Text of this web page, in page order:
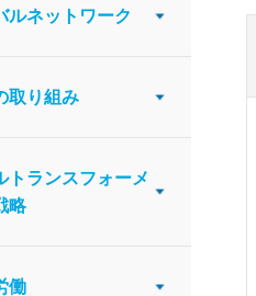
ネットワーク
取り組み
ランスフォーメ
略
働